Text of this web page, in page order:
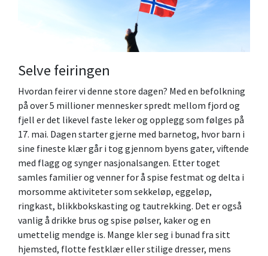
Selve feiringen
Hvordan feirer vi denne store dagen? Med en befolkning
på over 5 millioner mennesker spredt mellom fjord og
fjell er det likevel faste leker og opplegg som følges på
17. mai. Dagen starter gjerne med barnetog, hvor barn i
sine fineste klær går i tog gjennom byens gater, viftende
med flagg og synger nasjonalsangen. Etter toget
samles familier og venner for å spise festmat og delta i
morsomme aktiviteter som sekkeløp, eggeløp,
ringkast, blikkbokskasting og tautrekking. Det er også
vanlig å drikke brus og spise pølser, kaker og en
umettelig mendge is. Mange kler seg i bunad fra sitt
hjemsted, flotte festklær eller stilige dresser, mens